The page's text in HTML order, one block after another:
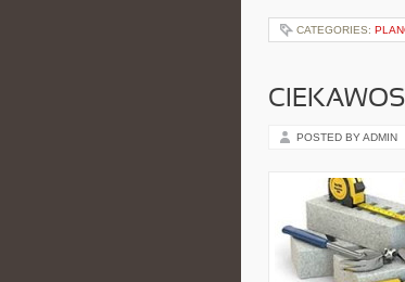
CATEGORIES:
POSTED BY ADMIN